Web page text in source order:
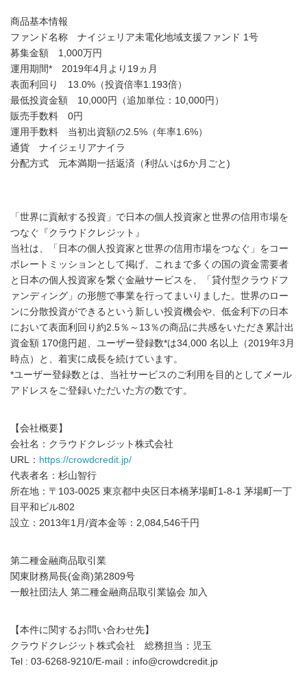
商品基本情報
ファンド名称 ナイジェリア未電化地域支援ファンド 1号
募集金額 1,000万円
運用期間* 2019年4月より19ヵ月
表面利回り 13.0%（投資倍率1.193倍）
最低投資金額 10,000円（追加単位：10,000円）
販売手数料 0円
運用手数料 当初出資額の2.5%（年率1.6%）
通貨 ナイジェリアナイラ
分配方式 元本満期一括返済（利払いは6か月ごと)
「世界に貢献する投資」で日本の個人投資家と世界の信用市場を
つなぐ『クラウドクレジット』
当社は、「日本の個人投資家と世界の信用市場をつなぐ」をコー
ポレートミッションとして掲げ、これまで多くの国の資金需要者
と日本の個人投資家を繋ぐ金融サービスを、「貸付型クラウドフ
ァンディング」の形態で事業を行ってまいりました。世界のロー
ンに分散投資ができるという新しい投資機会や、低金利下の日本
において表面利回り約2.5％～13％の商品に共感をいただき累計出
資金額 170億円超、ユーザー登録数*は34,000 名以上（2019年3月
時点）と、着実に成長を続けています。
*ユーザー登録数とは、当社サービスのご利用を目的としてメール
アドレスをご登録いただいた方の数です。
【会社概要】
会社名：クラウドクレジット株式会社
URL： https://crowdcredit.jp/
代表者名：杉山智行
所在地：〒103-0025 東京都中央区日本橋茅場町1-8-1 茅場町一丁
目平和ビル802
設立：2013年1月/資本金等：2,084,546千円
第二種金融商品取引業
関東財務局長(金商)第2809号
一般社団法人 第二種金融商品取引業協会 加入
【本件に関するお問い合わせ先】
クラウドクレジット株式会社 総務担当：児玉
Tel : 03-6268-9210/E-mail：info@crowdcredit.jp